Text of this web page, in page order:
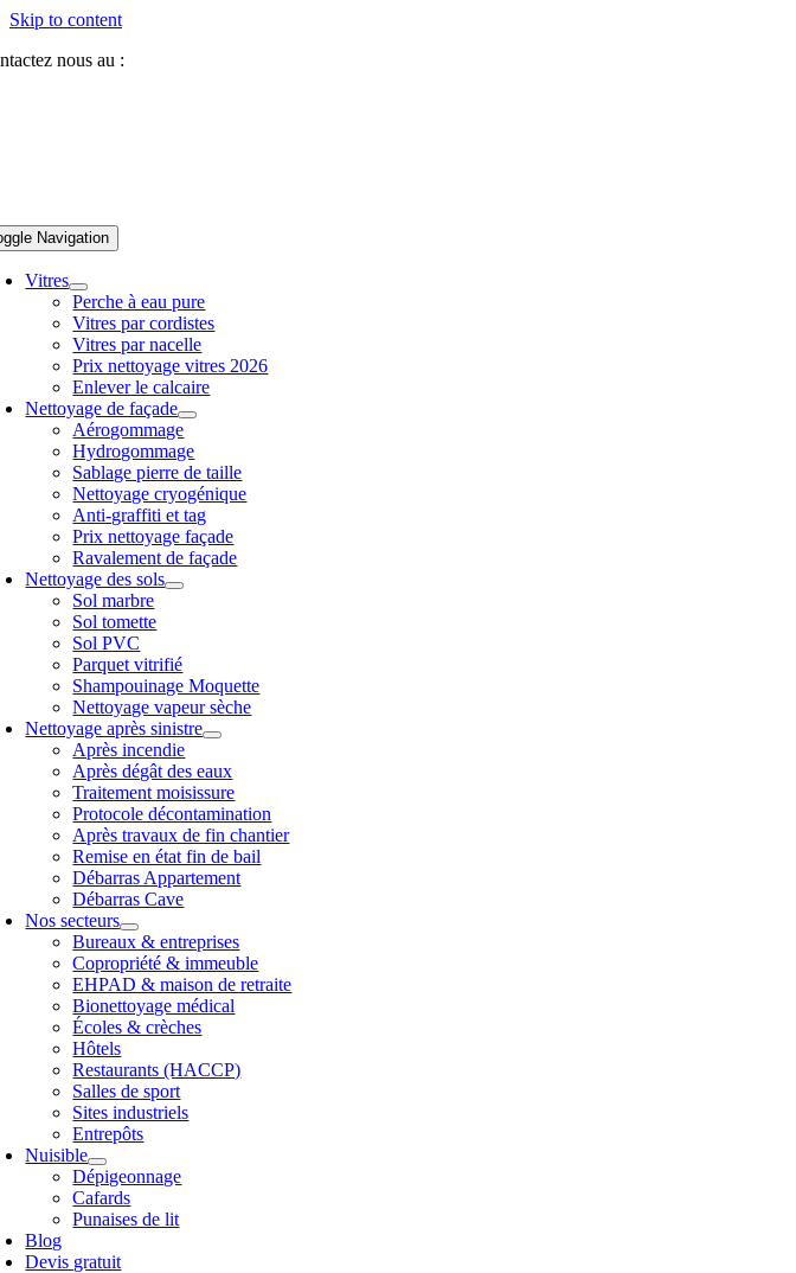
Skip to content
nous au :
Navigation
Vitres
Perche à eau pure
Vitres par cordistes
Vitres par nacelle
Prix nettoyage vitres 2026
Enlever le calcaire
Nettoyage de façade
Aérogommage
Hydrogommage
Sablage pierre de taille
Nettoyage cryogénique
Anti-graffiti et tag
Prix nettoyage façade
Ravalement de façade
Nettoyage des sols
Sol marbre
Sol tomette
Sol PVC
Parquet vitrifié
Shampouinage Moquette
Nettoyage vapeur sèche
Nettoyage après sinistre
Après incendie
Après dégât des eaux
Traitement moisissure
Protocole décontamination
Après travaux de fin chantier
Remise en état fin de bail
Débarras Appartement
Débarras Cave
Nos secteurs
Bureaux & entreprises
Copropriété & immeuble
EHPAD & maison de retraite
Bionettoyage médical
Écoles & crèches
Hôtels
Restaurants (HACCP)
Salles de sport
Sites industriels
Entrepôts
Nuisible
Dépigeonnage
Cafards
Punaises de lit
Blog
Devis gratuit